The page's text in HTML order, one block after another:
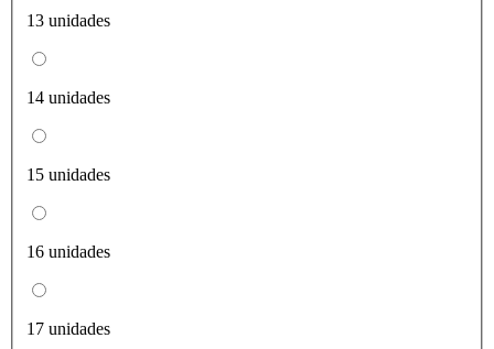
13 unidades
14 unidades
15 unidades
16 unidades
17 unidades